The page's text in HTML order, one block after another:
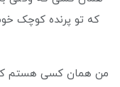
که تو پرنده کوچک
من همان کسی هستم که